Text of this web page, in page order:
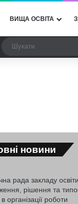
ВИЩА ОСВІТА
стаття
Switch skin
новини
рада закладу
рішення та
організації роботи